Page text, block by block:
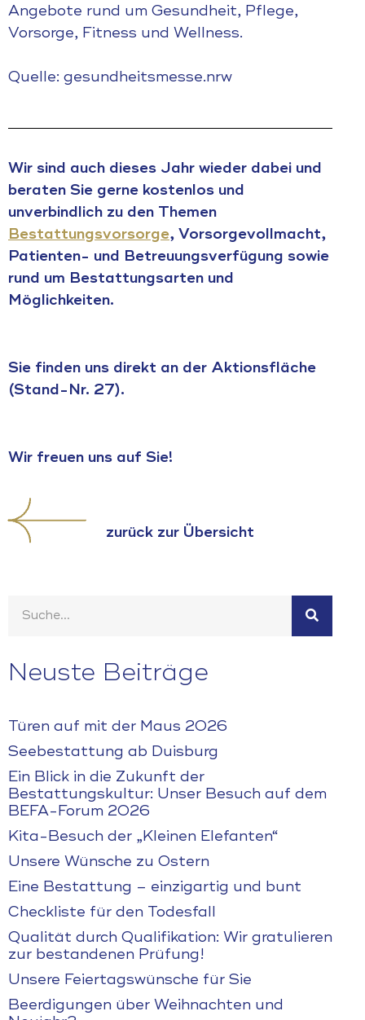
Angebote rund um Gesundheit, Pflege,
Vorsorge, Fitness und Wellness.
Quelle: gesundheitsmesse.nrw
Wir sind auch dieses Jahr wieder dabei und
beraten Sie gerne kostenlos und
unverbindlich zu den Themen
Bestattungsvorsorge, Vorsorgevollmacht,
Patienten- und Betreuungsverfügung sowie
rund um Bestattungsarten und
Möglichkeiten.
Sie finden uns direkt an der Aktionsfläche
(Stand-Nr. 27).
Wir freuen uns auf Sie!
zurück zur Übersicht
Neuste Beiträge
Türen auf mit der Maus 2026
Seebestattung ab Duisburg
Ein Blick in die Zukunft der
Bestattungskultur: Unser Besuch auf dem
BEFA-Forum 2026
Kita-Besuch der „Kleinen Elefanten“
Unsere Wünsche zu Ostern
Eine Bestattung – einzigartig und bunt
Checkliste für den Todesfall
Qualität durch Qualifikation: Wir gratulieren
zur bestandenen Prüfung!
Unsere Feiertagswünsche für Sie
Beerdigungen über Weihnachten und